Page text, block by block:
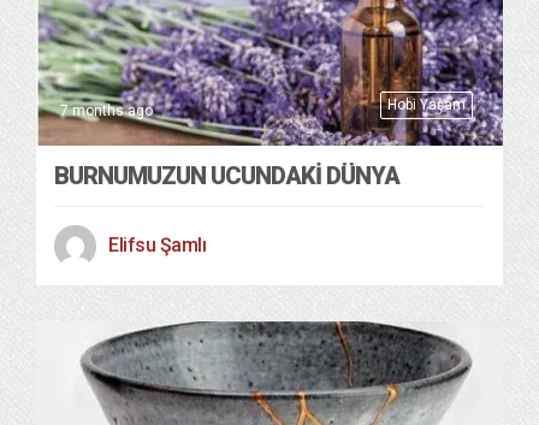
Hobi Yaşam
7 months ago
BURNUMUZUN UCUNDAKİ DÜNYA
Elifsu Şamlı